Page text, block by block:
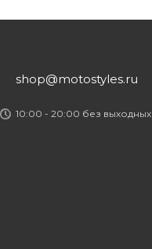
shop@motostyles.ru
10:00 - 20:00 без выходных